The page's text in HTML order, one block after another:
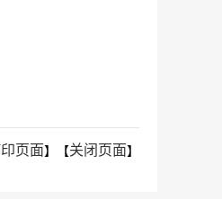
页面】【关闭页面】